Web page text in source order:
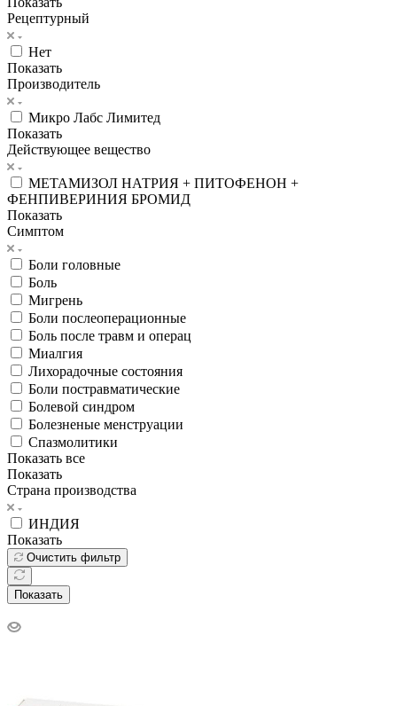
Рецептурный
Нет
Показать
Производитель
Микро Лабс Лимитед
Показать
Действующее вещество
МЕТАМИЗОЛ НАТРИЯ + ПИТОФЕНОН +
ФЕНПИВЕРИНИЯ БРОМИД
Показать
Симптом
Боли головные
Боль
Мигрень
Боли послеоперационные
Боль после травм и операц
Миалгия
Лихорадочные состояния
Боли постравматические
Болевой синдром
Болезненые менструации
Спазмолитики
Показать все
Показать
Страна производства
ИНДИЯ
Показать
Очистить фильтр
Показать